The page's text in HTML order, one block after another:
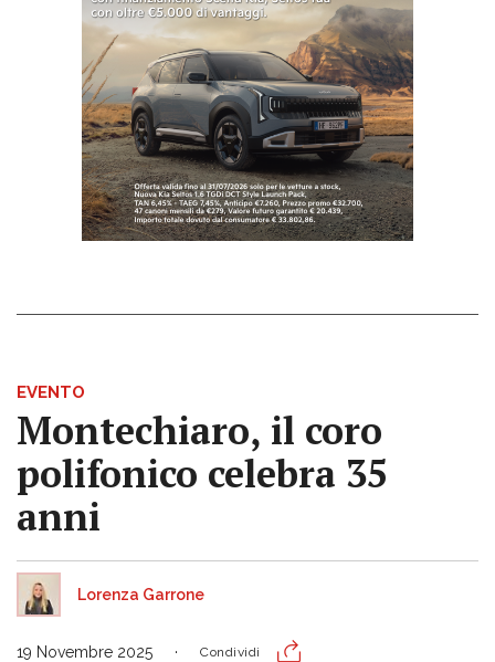
EVENTO
Montechiaro, il coro
polifonico celebra 35
anni
Lorenza Garrone
19 Novembre 2025 Condividi